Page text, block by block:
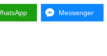
Messenger